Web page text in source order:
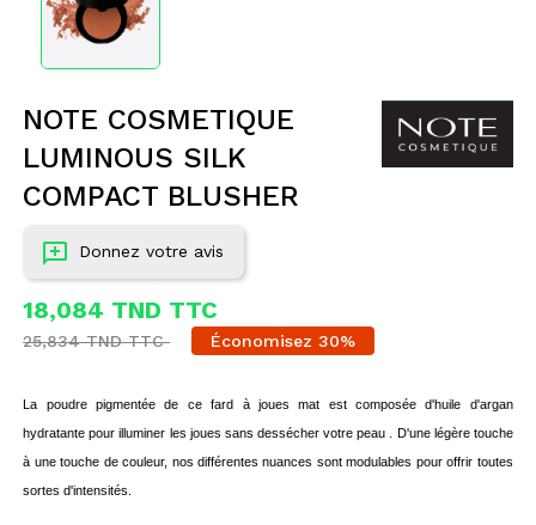
NOTE COSMETIQUE
LUMINOUS SILK
COMPACT BLUSHER
Donnez votre avis
18,084 TND TTC
25,834 TND TTC Économisez 30%
La poudre pigmentée de ce fard à joues mat est composée d'huile d'argan
hydratante pour illuminer les joues sans dessécher votre peau . D'une légère touche
à une touche de couleur, nos différentes nuances sont modulables pour offrir toutes
sortes d'intensités.